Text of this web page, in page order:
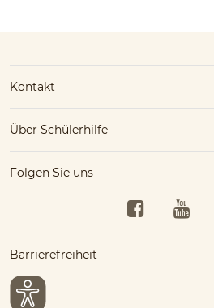
Kontakt
Über Schülerhilfe
Folgen Sie uns
Facebook
Barrierefreiheit